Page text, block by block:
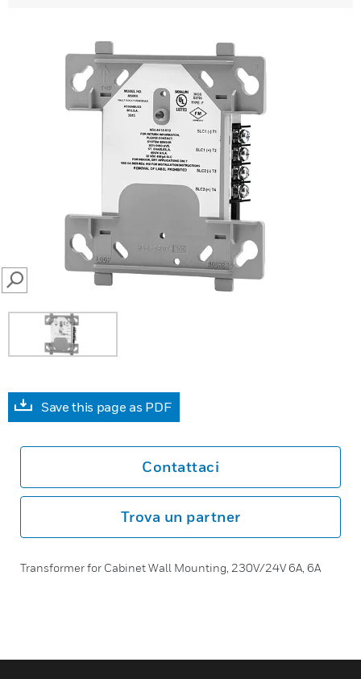
SEARCH
Save this page as PDF
Contattaci
Trova un partner
Transformer for Cabinet Wall Mounting, 230V/24V 6A, 6A